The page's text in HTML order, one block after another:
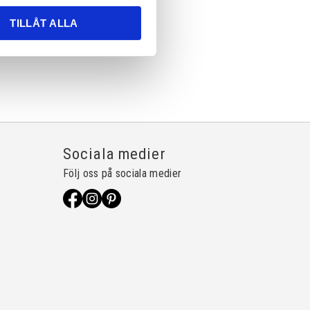
TILLÅT ALLA
Sociala medier
Följ oss på sociala medier